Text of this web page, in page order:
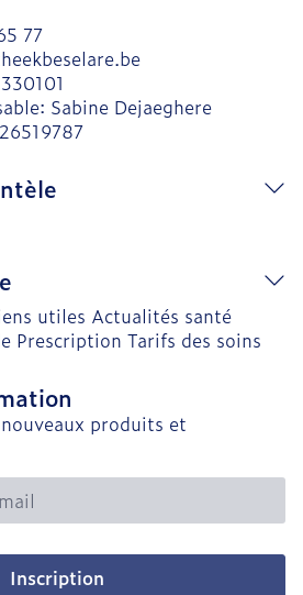
77
330101
Sabine Dejaeghere
utiles Actualités santé
Prescription Tarifs des soins
produits et
Inscription